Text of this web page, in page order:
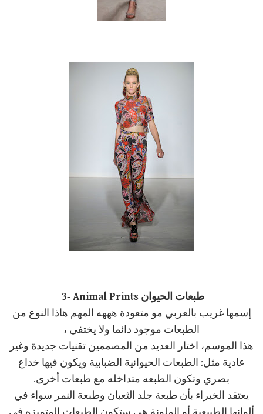
3- Animal Prints طبعات الحيوان
إسمها غريب بالعربي مو متعودة هههه المهم هاذا النوع من
الطبعات موجود دائما ولا يختفي ،
هذا الموسم، اختار العديد من المصممين تقنيات جديدة وغير
عادية مثل: الطبعات الحيوانية الضبابية ويكون فيها خداع
بصري وتكون الطبعه متداخله مع طبعات أخرى.
يعتقد الخبراء بأن طبعة جلد الثعبان وطبعة النمر سواء في